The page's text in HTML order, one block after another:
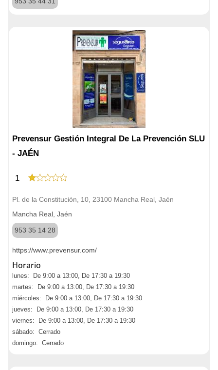
Prevensur Gestión Integral De La Prevención SLU
- JAÉN
1
Pl. de la Constitución, 10, 23100 Mancha Real, Jaén
Mancha Real, Jaén
953 35 14 28
https://www.prevensur.com/
Horario
lunes: De 9:00 a 13:00, De 17:30 a 19:30
martes: De 9:00 a 13:00, De 17:30 a 19:30
miércoles: De 9:00 a 13:00, De 17:30 a 19:30
jueves: De 9:00 a 13:00, De 17:30 a 19:30
viernes: De 9:00 a 13:00, De 17:30 a 19:30
sábado: Cerrado
domingo: Cerrado